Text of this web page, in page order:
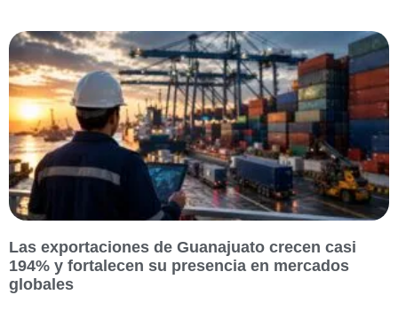
Las exportaciones de Guanajuato crecen casi
194% y fortalecen su presencia en mercados
globales